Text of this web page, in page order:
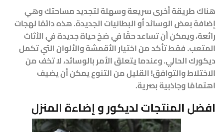
هناك طريقة أخرى سريعة وسهلة لتجديد مساحتك وهي
إضافة بعض الوسائد أو البطانيات الجديدة. هذه دائمًا لهجات
رائعة، ويمكن أن تساعد حقًا في ضخ حياة جديدة في الأثاث
المتعب. فقط تأكد من اختيار الأقمشة والألوان التي تكمل
ديكورك الحالي. وعندما يتعلق الأمر بالوسائد، لا تخف من
الاختلاط والتوافق! القليل من التنوع يمكن أن يضيف
اهتمامًا وجاذبية بصرية.
افضل المنتجات لديكور و إضاءة المنزل